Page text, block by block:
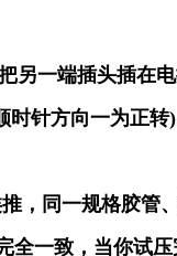
一端插头插在电
针方向一为正转)
，同一规格胶管
全一致，当你试压